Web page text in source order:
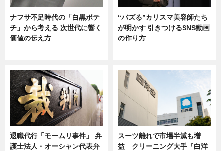
ナフサ不足時代の「白黒ポテ
チ」から考える 次世代に響く
価値の伝え方
“バズる”カリスマ美容師たち
が明かす 引きつけるSNS動画
の作り方
退職代行「モームリ事件」 弁
護士法人・オーシャン代表弁
スーツ離れで市場半減も増
益 クリーニング大手『白洋